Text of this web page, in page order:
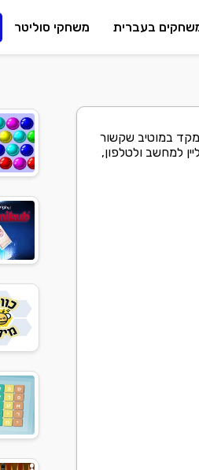
בעברית משחקי סוליטר
במוטיב שקשור
למחשב ולטלפון,